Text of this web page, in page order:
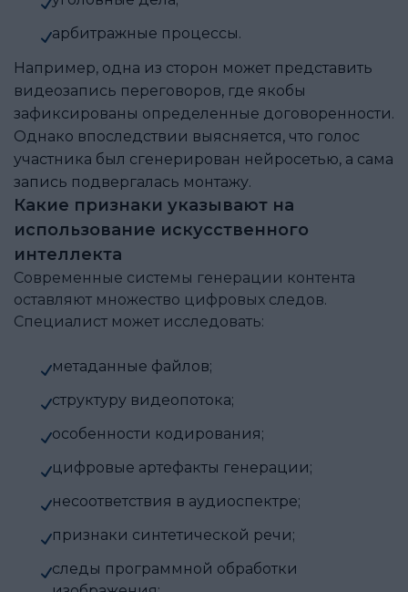
арбитражные процессы.
Например, одна из сторон может представить
видеозапись переговоров, где якобы
зафиксированы определенные договоренности.
Однако впоследствии выясняется, что голос
участника был сгенерирован нейросетью, а сама
запись подвергалась монтажу.
Какие признаки указывают на
использование искусственного
интеллекта
Современные системы генерации контента
оставляют множество цифровых следов.
Специалист может исследовать:
метаданные файлов;
структуру видеопотока;
особенности кодирования;
цифровые артефакты генерации;
несоответствия в аудиоспектре;
признаки синтетической речи;
следы программной обработки